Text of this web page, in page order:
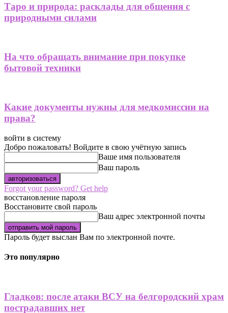
Таро и природа: расклады для общения с
природными силами
На что обращать внимание при покупке
бытовой техники
Какие документы нужны для медкомиссии на
права?
войти в систему
Добро пожаловать! Войдите в свою учётную запись
Ваше имя пользователя
Ваш пароль
Forgot your password? Get help
восстановление пароля
Восстановите свой пароль
Ваш адрес электронной почты
Пароль будет выслан Вам по электронной почте.
Это популярно
Гладков: после атаки ВСУ на белгородский храм
пострадавших нет